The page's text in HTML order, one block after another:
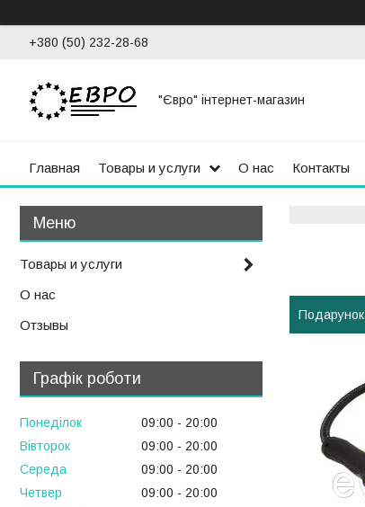
+380 (50) 232-28-68
"Євро" інтернет-магазин
Главная Товары и услуги О нас Контакты
Подарунок
Товары и услуги
О нас
Отзывы
Графік роботи
Понеділок 09:00
20:00
Вівторок
09:00
20:00
Середа
09:00
20:00
Четвер
09:00
20:00